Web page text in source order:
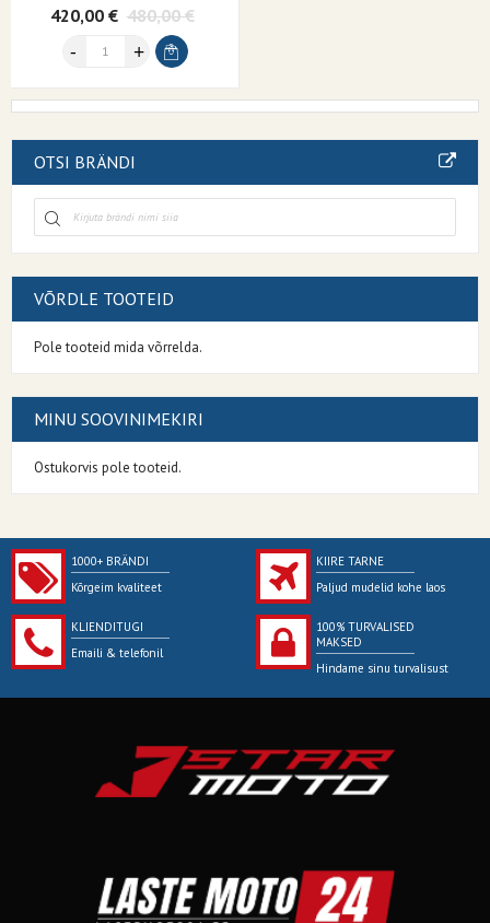
420,00 € 480,00 €
OTSI BRÄNDI
VÕRDLE TOOTEID
Pole tooteid mida võrrelda.
MINU SOOVINIMEKIRI
Ostukorvis pole tooteid.
1000+ BRÄNDI
Kõrgeim kvaliteet
KIIRE TARNE
Paljud mudelid kohe laos
KLIENDITUGI
Emaili & telefonil
100% TURVALISED
MAKSED
Hindame sinu turvalisust